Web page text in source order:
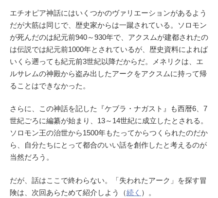
エチオピア神話にはいくつかのヴァリエーションがあるよう
だが大筋は同じで、歴史家からは一蹴されている。ソロモン
が死んだのは紀元前940～930年で、アクスムが建都されたの
は伝説では紀元前1000年とされているが、歴史資料によれば
いくら遡っても紀元前3世紀以降だからだ。メネリクは、エ
ルサレムの神殿から盗み出したアークをアクスムに持って帰
ることはできなかった。
さらに、この神話を記した『ケブラ・ナガスト』も西暦6、7
世紀ごろに編纂が始まり、13～14世紀に成立したとされる。
ソロモン王の治世から1500年もたってからつくられたのだか
ら、自分たちにとって都合のいい話を創作したと考えるのが
当然だろう。
だが、話はここで終わらない。「失われたアーク」を探す冒
険は、次回あらためて紹介しよう（続く ）。